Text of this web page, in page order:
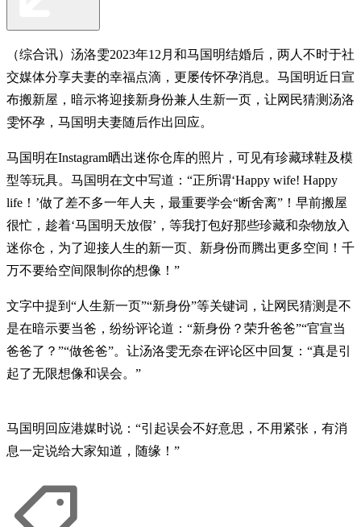
（综合讯）汤洛雯2023年12月和马国明结婚后，两人不时于社
交媒体分享夫妻的幸福点滴，更屡传怀孕消息。马国明近日宣
布搬新屋，暗示将迎接新身份兼人生新一页，让网民猜测汤洛
雯怀孕，马国明夫妻随后作出回应。
马国明在Instagram晒出迷你仓库的照片，可见有珍藏球鞋及模
型等玩具。马国明在文中写道：“正所谓‘Happy wife! Happy
life！’做了差不多一年人夫，最重要学会“断舍离”！早前搬屋
很忙，趁着‘马国明天放假’，等我打包好那些珍藏和杂物放入
迷你仓，为了迎接人生的新一页、新身份而腾出更多空间！千
万不要给空间限制你的想像！”
文字中提到“人生新一页”“新身份”等关键词，让网民猜测是不
是在暗示要当爸，纷纷评论道：“新身份？荣升爸爸”“官宣当
爸爸了？”“做爸爸”。让汤洛雯无奈在评论区中回复：“真是引
起了无限想像和误会。”
马国明回应港媒时说：“引起误会不好意思，不用紧张，有消
息一定说给大家知道，随缘！”